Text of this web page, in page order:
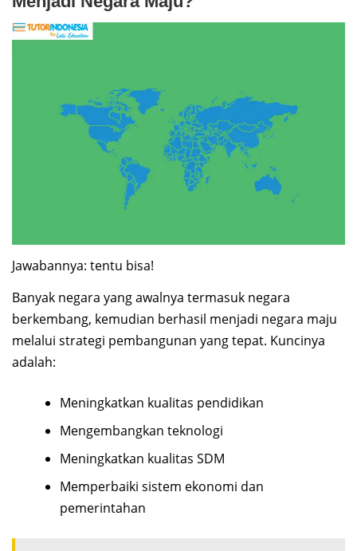
Jawabannya: tentu bisa!
Banyak negara yang awalnya termasuk negara
berkembang, kemudian berhasil menjadi negara maju
melalui strategi pembangunan yang tepat. Kuncinya
adalah:
Meningkatkan kualitas pendidikan
Mengembangkan teknologi
Meningkatkan kualitas SDM
Memperbaiki sistem ekonomi dan
pemerintahan